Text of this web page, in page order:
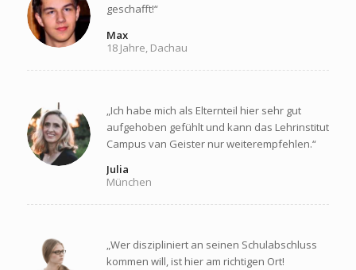
geschafft!“
Max
18 Jahre, Dachau
„Ich habe mich als Elternteil hier sehr gut
aufgehoben gefühlt und kann das Lehrinstitut
Campus van Geister nur weiterempfehlen.“
Julia
München
„Wer diszipliniert an seinen Schulabschluss
kommen will, ist hier am richtigen Ort!